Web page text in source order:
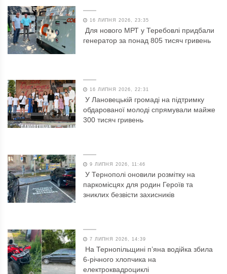
16 ЛИПНЯ 2026, 23:35
Для нового МРТ у Теребовлі придбали
генератор за понад 805 тисяч гривень
16 ЛИПНЯ 2026, 22:31
У Лановецькій громаді на підтримку
обдарованої молоді спрямували майже
300 тисяч гривень
9 ЛИПНЯ 2026, 11:46
У Тернополі оновили розмітку на
паркомісцях для родин Героїв та
зниклих безвісти захисників
7 ЛИПНЯ 2026, 14:39
На Тернопільщині п’яна водійка збила
6-річного хлопчика на
електроквадроциклі